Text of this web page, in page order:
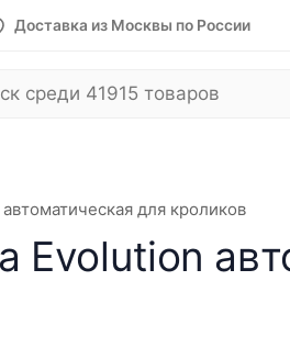
Доставка из Москвы по России
для кроликов